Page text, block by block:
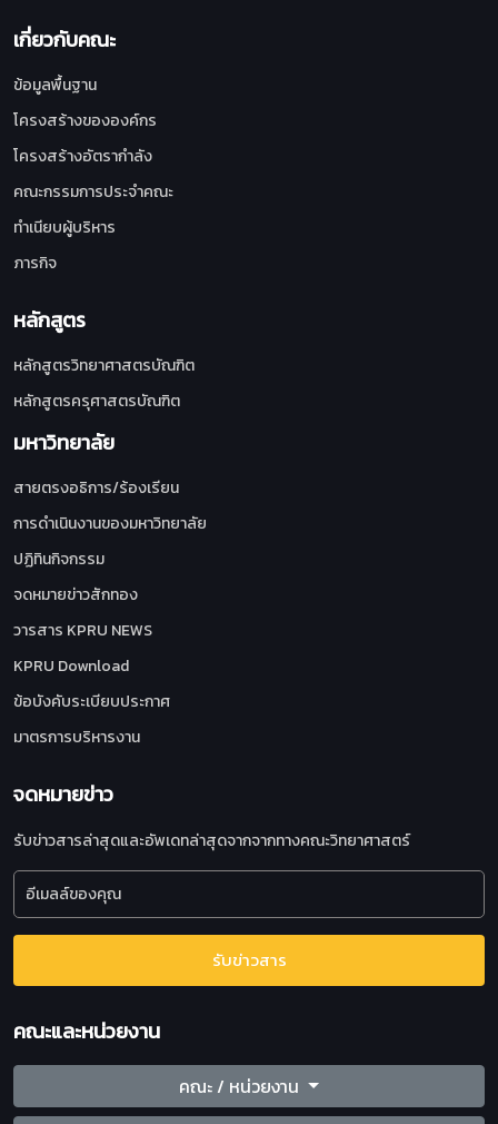
เกี่ยวกับคณะ
ข้อมูลพื้นฐาน
โครงสร้างขององค์กร
โครงสร้างอัตรากำลัง
คณะกรรมการประจำคณะ
ทำเนียบผู้บริหาร
ภารกิจ
หลักสูตร
หลักสูตรวิทยาศาสตรบัณฑิต
หลักสูตรครุศาสตรบัณฑิต
มหาวิทยาลัย
สายตรงอธิการ/ร้องเรียน
การดำเนินงานของมหาวิทยาลัย
ปฏิทินกิจกรรม
จดหมายข่าวสักทอง
วารสาร KPRU NEWS
KPRU Download
ข้อบังคับระเบียบประกาศ
มาตรการบริหารงาน
จดหมายข่าว
รับข่าวสารล่าสุดและอัพเดทล่าสุดจากจากทางคณะวิทยาศาสตร์
รับข่าวสาร
คณะและหน่วยงาน
คณะ / หน่วยงาน